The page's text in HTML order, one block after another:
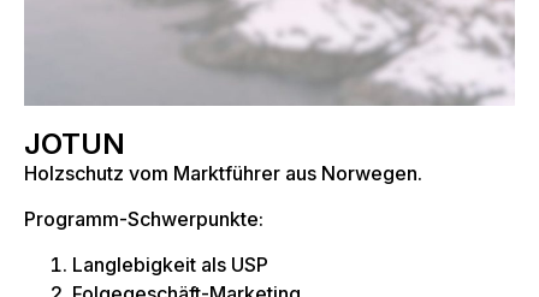
JOTUN
Holzschutz vom Marktführer aus Norwegen.
Programm-Schwerpunkte:
Langlebigkeit als USP